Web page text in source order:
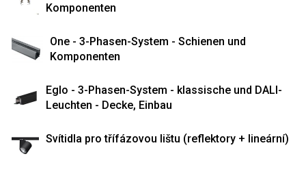
Komponenten
One - 3-Phasen-System - Schienen und
Komponenten
Eglo - 3-Phasen-System - klassische und DALI-
Leuchten - Decke, Einbau
Svítidla pro třífázovou lištu (reflektory + lineární)